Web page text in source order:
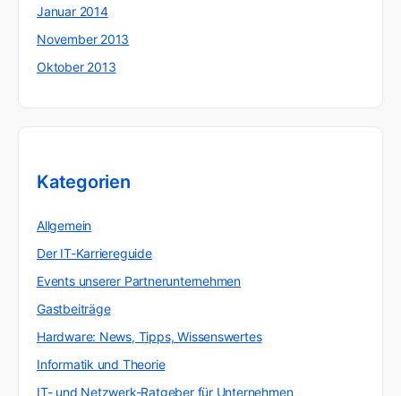
Januar 2014
November 2013
Oktober 2013
Kategorien
Allgemein
Der IT-Karriereguide
Events unserer Partnerunternehmen
Gastbeiträge
Hardware: News, Tipps, Wissenswertes
Informatik und Theorie
IT- und Netzwerk-Ratgeber für Unternehmen